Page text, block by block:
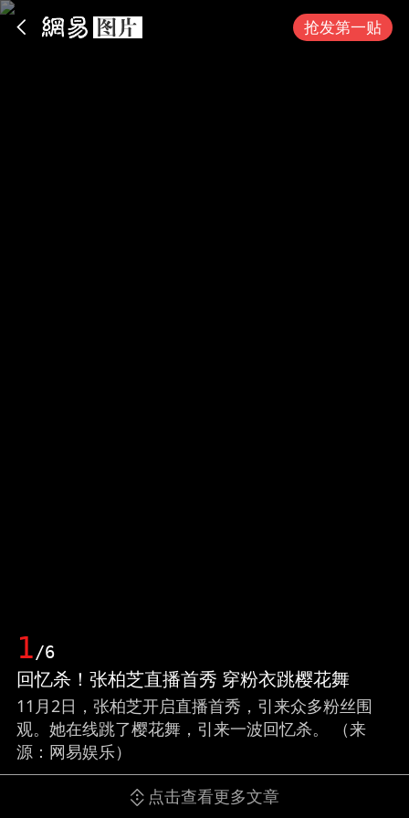
抢发第一贴
1/6
回忆杀！张柏芝直播首秀 穿粉衣跳樱花舞
11月2日，张柏芝开启直播首秀，引来众多粉丝围
观。她在线跳了樱花舞，引来一波回忆杀。 （来
源：网易娱乐）
点击查看更多文章
App内打开